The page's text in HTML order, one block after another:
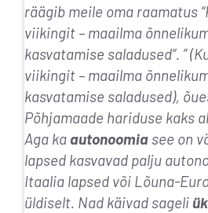
räägib meile oma raamatus
viikingit – maailma
kasvatamise saladused”. ”
viikingit – maailma
kasvatamise saladused),
Põhjamaade hariduse kaks
Aga ka autonoomia see on
lapsed kasvavad palju
Itaalia lapsed või Lõuna-
üldiselt. Nad käivad sageli